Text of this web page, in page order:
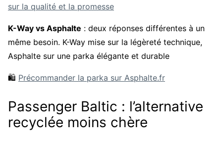
sur la qualité et la promesse
K-Way vs Asphalte : deux réponses différentes à un
même besoin. K-Way mise sur la légèreté technique,
Asphalte sur une parka élégante et durable
🛍️ Précommander la parka sur Asphalte.fr
Passenger Baltic : l’alternative
recyclée moins chère